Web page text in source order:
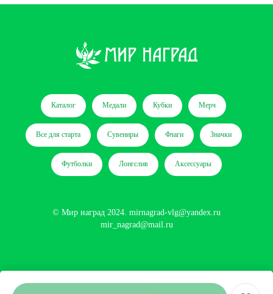
Каталог Медали Кубки Мерч
Все для старта Сувениры Флаги Значки
Футболки Лонгслив Аксессуары
© Мир наград 2024. mirnagrad-vlg@yandex.ru
mir_nagrad@mail.ru
Сайт разработан